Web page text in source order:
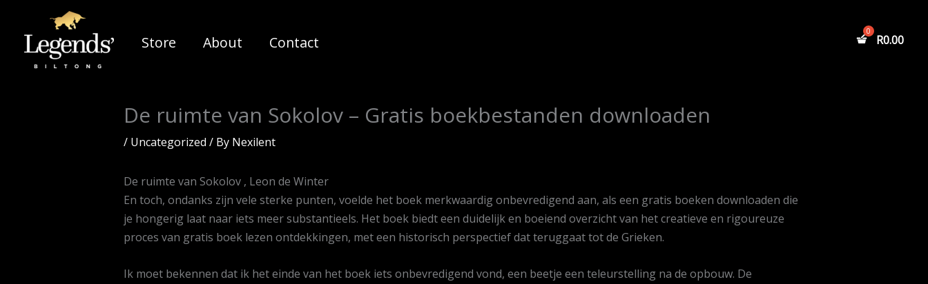
content
Store About Contact R0.00
De ruimte van Sokolov – Gratis boekbestanden downloaden
/ Uncategorized / By Nexilent
De ruimte van Sokolov , Leon de Winter
En toch, ondanks zijn vele sterke punten, voelde het boek merkwaardig onbevredigend aan, als een gratis boeken downloaden die
je hongerig laat naar iets meer substantieels. Het boek biedt een duidelijk en boeiend overzicht van het creatieve en rigoureuze
proces van gratis boek lezen ontdekkingen, met een historisch perspectief dat teruggaat tot de Grieken.
Ik moet bekennen dat ik het einde van het boek iets onbevredigend vond, een beetje een teleurstelling na de opbouw. De